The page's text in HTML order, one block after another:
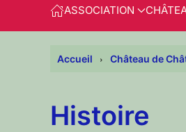
ASSOCIATION
Accueil Château de
Histoire